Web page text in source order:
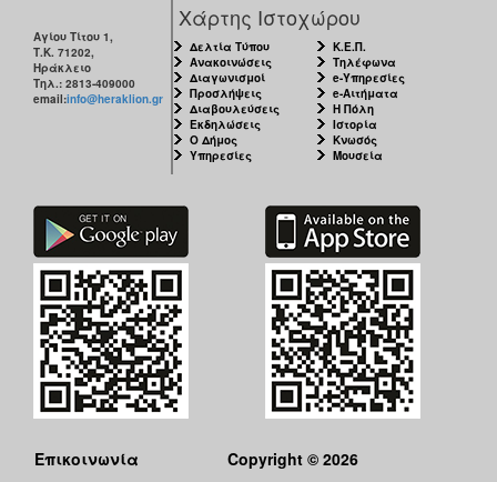
Αγίου Τίτου 1,
Τ.Κ. 71202,
Ηράκλειο
Τηλ.: 2813-409000
email:info@heraklion.gr
Χάρτης Ιστοχώρου
Δελτία Τύπου
Ανακοινώσεις
Διαγωνισμοί
Προσλήψεις
Διαβουλεύσεις
Εκδηλώσεις
Ο Δήμος
Υπηρεσίες
Κ.Ε.Π.
Τηλέφωνα
e-Υπηρεσίες
e-Αιτήματα
Η Πόλη
Ιστορία
Κνωσός
Μουσεία
Επικοινωνία Copyright © 2026